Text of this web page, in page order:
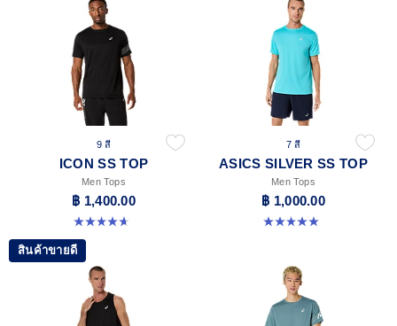
9 สี
ICON SS TOP
Men Tops
฿ 1,400.00
4.7 จาก 5 ดาว 33 รีวิว
7 สี
ASICS SILVER SS TOP
Men Tops
฿ 1,000.00
5.0 จาก 5 ดาว 3 รีวิว
สินค้าขายดี